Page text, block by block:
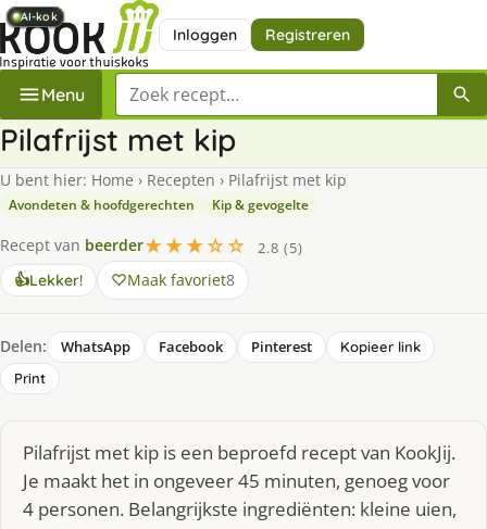
Inloggen Registreren
Menu Zoek een recept
Pilafrijst met kip
U bent hier: Home › Recepten › Pilafrijst met kip
Avondeten & hoofdgerechten Kip & gevogelte
Recept van beerder★★★☆☆
2.8 (5)
👍Lekker! Maak favoriet8
Delen: WhatsApp Facebook Pinterest
Kopieer link
Print
Pilafrijst met kip is een beproefd recept van KookJij.
Je maakt het in ongeveer 45 minuten, genoeg voor
4 personen. Belangrijkste ingrediënten: kleine uien,
AI-kok
AI-kok
AI-kok
AI-kok
AI-kok
AI-kok